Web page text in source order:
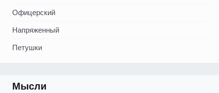
Офицерский
Напряженный
Петушки
Мысли